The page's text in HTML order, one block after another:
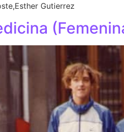
Gutierrez